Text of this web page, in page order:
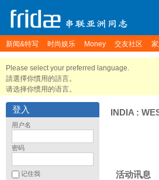
新闻&特写 时尚娱乐 Money 交友社区
Please select your preferred language.
請選擇你慣用的語言。
请选择你惯用的语言。
登入
用户名
密码
记住我
INDIA :
活动讯息